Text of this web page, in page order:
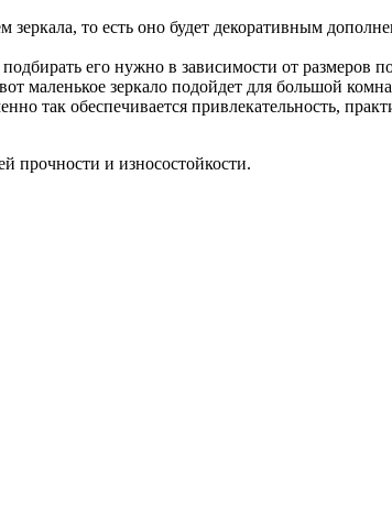
то есть оно будет декоративным
его нужно в зависимости от размеров
маленькое зеркало подойдет для большой
так обеспечивается привлекательность,
прочности и износостойкости.